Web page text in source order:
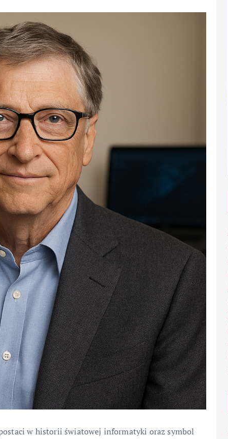
w historii światowej informatyki oraz symbol